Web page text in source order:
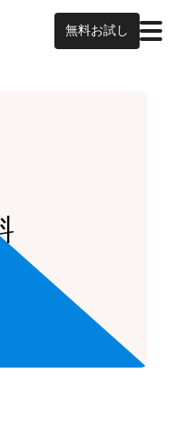
無料お試し